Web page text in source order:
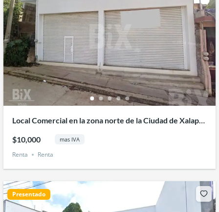
Local Comercial en la zona norte de la Ciudad de Xalapa
$10,000 mas IVA
Renta Renta
Presentado